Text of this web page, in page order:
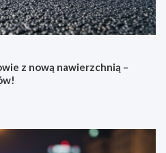
z nową nawierzchnią –